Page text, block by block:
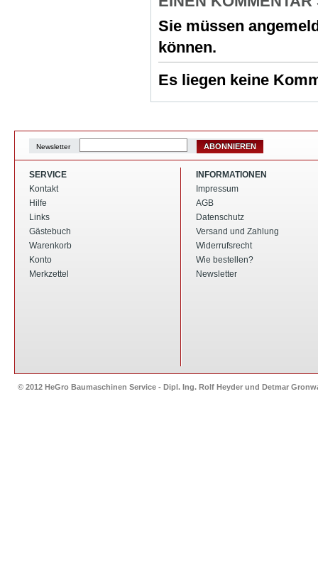
Sie müssen
können.
Es liegen keine
Newsletter ABONNIEREN
SERVICE
Kontakt
Hilfe
Links
Gästebuch
Warenkorb
Konto
Merkzettel
INFORMATIONEN
Impressum
AGB
Datenschutz
Versand und Zahlung
Widerrufsrecht
Wie bestellen?
Newsletter
© 2012 HeGro Baumaschinen Service - Dipl. Ing. Rolf Heyder und Detmar